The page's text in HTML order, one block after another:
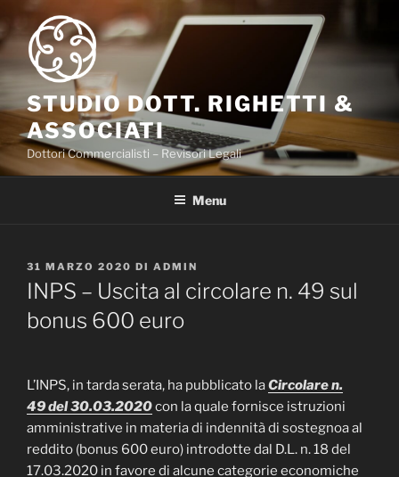
Salta
contenuto
STUDIO DOTT. RIGHETTI &
ASSOCIATI
Dottori Commercialisti – Revisori Legali
Menu
PUBBLICATO
IL
31 MARZO 2020 DI ADMIN
INPS – Uscita al circolare n. 49 sul
bonus 600 euro
L’INPS, in tarda serata, ha pubblicato laCircolare n.
49 del 30.03.2020con la quale fornisce istruzioni
amministrative in materia di indennità di sostegnoa al
reddito (bonus 600 euro) introdotte dal D.L. n. 18 del
17.03.2020 in favore di alcune categorie economiche